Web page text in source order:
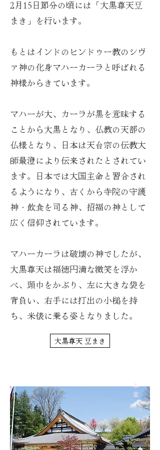
2月15日節分の頃には「大黒尊天豆
まき」を行います。
もとはインドのヒンドゥー教のシヴ
ァ神の化身マハーカーラと呼ばれる
神様からきています。
マハーが大、カーラが黒を意味する
ことから大黒となり、仏教の天部の
仏様となり、日本は天台宗の伝教大
師最澄により伝来されたとされてい
ます。日本では大国主命と習合され
るようになり、古くから寺院の守護
神・飲食を司る神、招福の神として
広く信仰されています。
マハーカーラは破壊の神でしたが、
大黒尊天は福徳円満な微笑を浮か
べ、頭巾をかぶり、左に大きな袋を
背負い、右手には打出の小槌を持
ち、米俵に乗る姿となりました。
大黒尊天 豆まき
​本堂